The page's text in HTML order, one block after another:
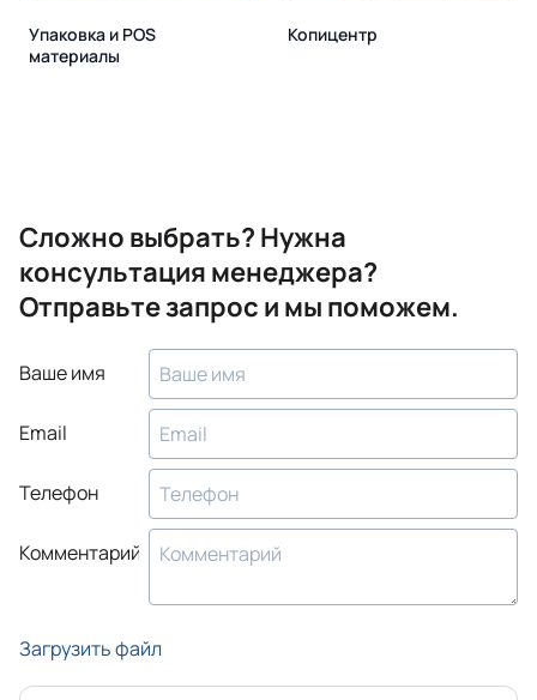
Упаковка и POS
материалы
Копицентр
Сложно выбрать? Нужна
консультация менеджера?
Отправьте запрос и мы поможем.
Ваше имя
Email
Телефон
Комментарий
Загрузить файл